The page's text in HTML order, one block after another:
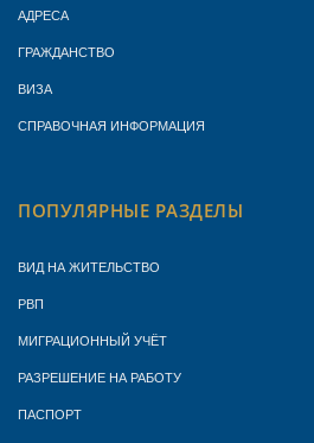
АДРЕСА
ГРАЖДАНСТВО
ВИЗА
СПРАВОЧНАЯ ИНФОРМАЦИЯ
ПОПУЛЯРНЫЕ РАЗДЕЛЫ
ВИД НА ЖИТЕЛЬСТВО
РВП
МИГРАЦИОННЫЙ УЧЁТ
РАЗРЕШЕНИЕ НА РАБОТУ
ПАСПОРТ